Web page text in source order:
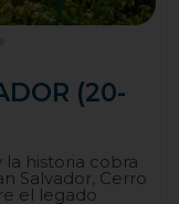
(20-
historia cobra
Salvador, Cerro
el legado